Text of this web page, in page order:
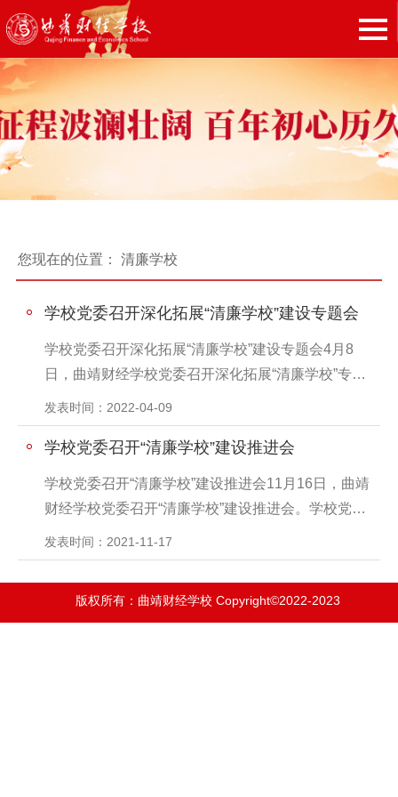
您现在的位置：清廉学校
学校党委召开深化拓展“清廉学校”建设专题会
学校党委召开深化拓展“清廉学校”建设专题会4月8
日，曲靖财经学校党委召开深化拓展“清廉学校”专题
会议，研究部署学校下一步“清廉学校”深化拓展工
作。学校党政领导、中层管理人员、各支部支委、
学部负责人及全体班主任分别在主分会场参加会
议。会议指出，学校自去年启动“清廉学校”建设工作
以来，全力树立清廉价值导向，培养清廉思想，涵
面，“清廉学校”建设工作取得了一定的成绩
发表时间：2022-04-09
学校党委召开“清廉学校”建设推进会
学校党委召开“清廉学校”建设推进会11月16日，曲靖
财经学校党委召开“清廉学校”建设推进会。学校党政
班子成员，全体中层管理人员，各党支部支委班子
成员，各系部正、副主任参加会议。会议旨在进一
步贯彻落实中共曲靖市委《关于推进清廉曲靖建设
的实施意见》、中共曲靖市委《关于进一步净化优
发表时间：2021-11-17
版权所有：曲靖财经学校 Copyright©2022-2023